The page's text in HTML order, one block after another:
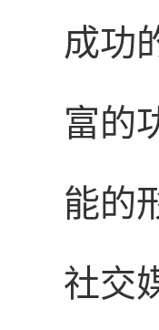
成功
富的
能的
社交